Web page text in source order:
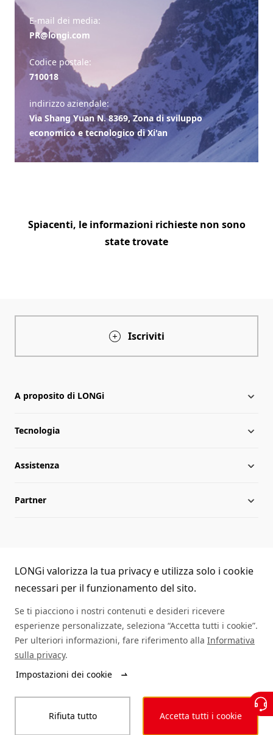
E-mail dei media:
PR@longi.com
Codice postale:
710018
indirizzo aziendale:
Via Shang Yuan N. 8369, Zona di sviluppo
economico e tecnologico di Xi'an
Spiacenti, le informazioni richieste non sono
state trovate
Iscriviti
A proposito di LONGi
A proposito di LONGi
Tappe fondamentali
Globalizzazione
Sostenibilità
mappa del sito
Tecnologia
Notizie
Notizie del settore
Assistenza
Scarica
Referenze
Richiesta assistenza
Ricerca rivenditore
Partner
(+86) 4008 601012
Informazioni legali Privacy Integrità
LONGi valorizza la tua privacy e utilizza solo i cookie
necessari per il funzionamento del sito.
Se ti piacciono i nostri contenuti e desideri ricevere
esperienze personalizzate, seleziona “Accetta tutti i cookie”.
Per ulteriori informazioni, fare riferimento alla Informativa
sulla privacy.
Impostazioni dei cookie
Rifiuta tutto Accetta tutti i cookie